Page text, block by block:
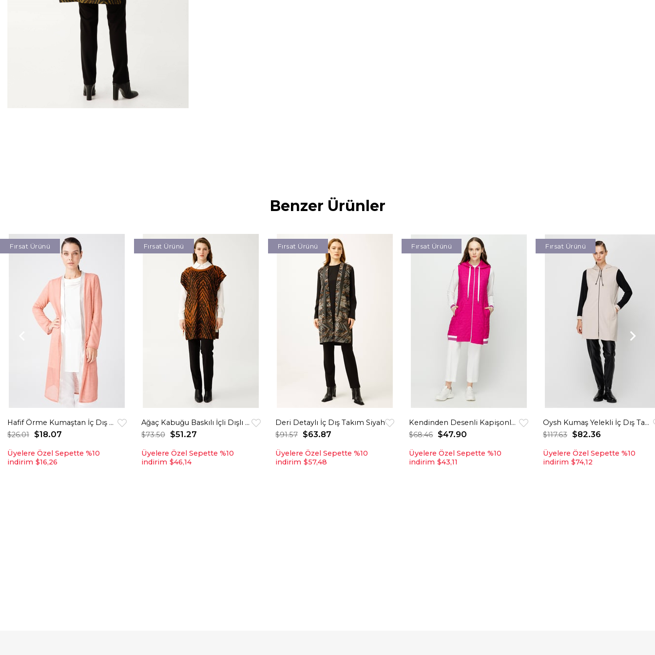
Benzer Ürünler
Hafif Örme Kumaştan İç Dış Takım Karides
$18.07
$26.01
Fırsat Ürünü
Üyelere Özel Sepette %10
indirim $16,26
Ağaç Kabuğu Baskılı İçli Dışlı Takım Taba
$51.27
$73.50
Fırsat Ürünü
Üyelere Özel Sepette %10
indirim $46,14
Deri Detaylı İç Dış Takım Siyah
$63.87
$91.57
Fırsat Ürünü
Üyelere Özel Sepette %10
indirim $57,48
Kendinden Desenli Kapişonlu Yelek Tunik Takım Fuşya
$47.90
$68.46
Fırsat Ürünü
Üyelere Özel Sepette %10
indirim $43,11
Oysh Kumaş Yelekli İç Dış Takım Taş
$82.36
$117.63
Fırsat Ürünü
Üyelere Özel Sepette %10
indirim $74,12